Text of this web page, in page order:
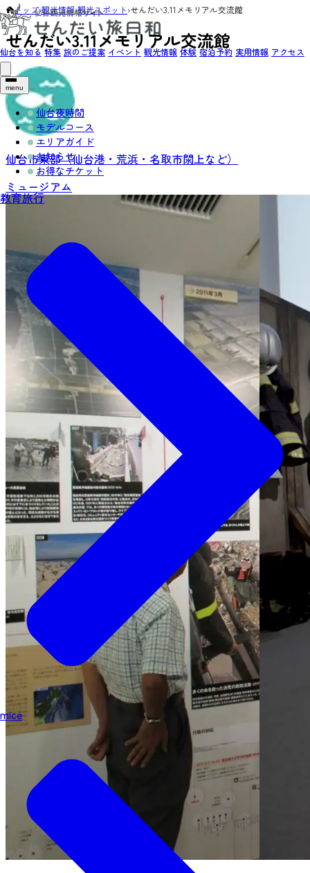
仙台を知る 特集 旅のご提案 イベント 観光情報 体験 宿泊予約 実用情報 アクセス
menu
仙台夜時間
モデルコース
エリアガイド
お知らせ
お得なチケット
教育旅行
mice
トップ›観光情報›観光スポット›せんだい3.11メモリアル交流館
せんだい3.11メモリアル交流館
仙台市東部（仙台港・荒浜・名取市閖上など）
ミュージアム